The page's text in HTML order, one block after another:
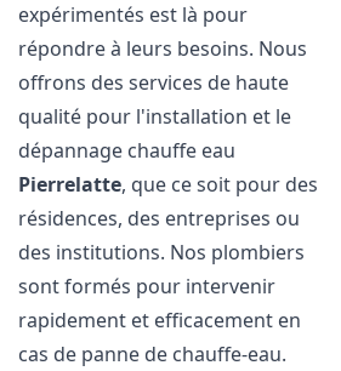
expérimentés est là pour
répondre à leurs besoins. Nous
offrons des services de haute
qualité pour l'installation et le
dépannage chauffe eau
Pierrelatte, que ce soit pour des
résidences, des entreprises ou
des institutions. Nos plombiers
sont formés pour intervenir
rapidement et efficacement en
cas de panne de chauffe-eau.